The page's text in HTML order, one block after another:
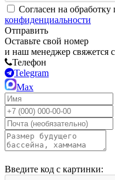
Согласен на
конфиденциальности
Отправить
Оставьте свой номер
и наш менеджер свяжется
Телефон
Telegram
Max
Введите код с картинки: